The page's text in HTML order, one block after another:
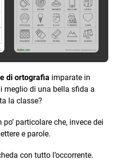
di ortografia imparate in
meglio di una bella sfida a
la classe?
particolare che, invece dei
e parole.
con tutto l’occorrente.